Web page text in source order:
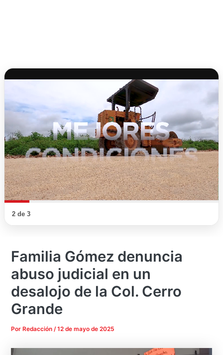
2 de 3
Familia Gómez denuncia
abuso judicial en un
desalojo de la Col. Cerro
Grande
Por Redacción/12 de mayo de 2025